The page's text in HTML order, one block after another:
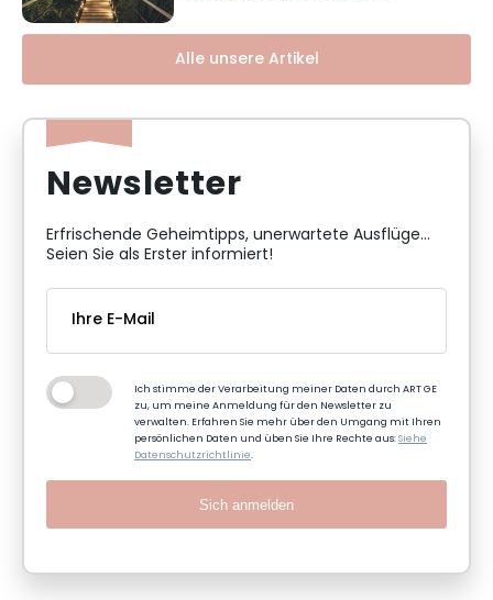
Alle unsere Artikel
Newsletter
Erfrischende Geheimtipps, unerwartete Ausflüge...
Seien Sie als Erster informiert!
Ich stimme der Verarbeitung meiner Daten durch ART GE
zu, um meine Anmeldung für den Newsletter zu
verwalten. Erfahren Sie mehr über den Umgang mit Ihren
persönlichen Daten und üben Sie Ihre Rechte aus:Siehe
Datenschutzrichtlinie.
Sich anmelden